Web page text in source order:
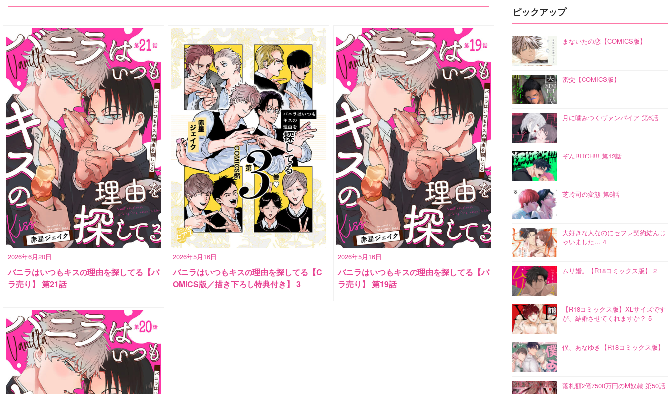
2026年6月20日
バニラはいつもキスの理由を探してる【バ
ラ売り】 第21話
2026年5月16日
バニラはいつもキスの理由を探してる【C
OMICS版／描き下ろし特典付き】 3
2026年5月16日
バニラはいつもキスの理由を探してる【バ
ラ売り】 第19話
ピックアップ
まないたの恋【COMICS版】
密交【COMICS版】
月に噛みつくヴァンパイア 第6話
ぞんBITCH!!! 第12話
芝玲司の変態 第6話
大好きな人なのにセフレ契約結んじ
ゃいました… 4
ムリ婚。【R18コミックス版】 2
【R18コミックス版】XLサイズです
が、結婚させてくれますか？ 5
僕、あなゆき【R18コミックス版】
落札額2億7500万円のM奴隷 第50話